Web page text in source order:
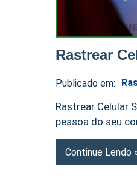
Rastrear
Publicado em:
Daniel
Espião
No
comments
Rastrear Celular
pessoa do seu
Continue Lendo